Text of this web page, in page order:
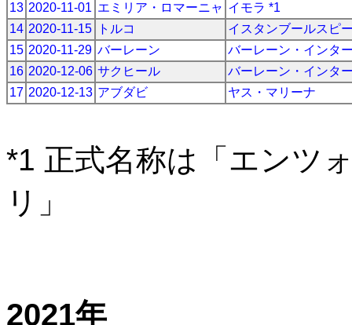
13 2020-11-01 エミリア・ロマーニャ イモラ *1
14 2020-11-15 トルコ
イスタンブールスピ
15 2020-11-29 バーレーン
バーレーン・インタ
16 2020-12-06 サクヒール
バーレーン・インタ
17 2020-12-13 アブダビ ヤス・マリーナ
*1 正式名称は「エンツ
リ」
2021年